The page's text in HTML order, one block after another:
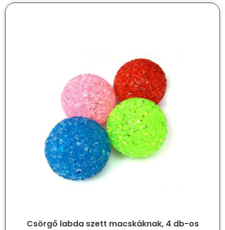
Csörgő labda szett macskáknak, 4 db-os